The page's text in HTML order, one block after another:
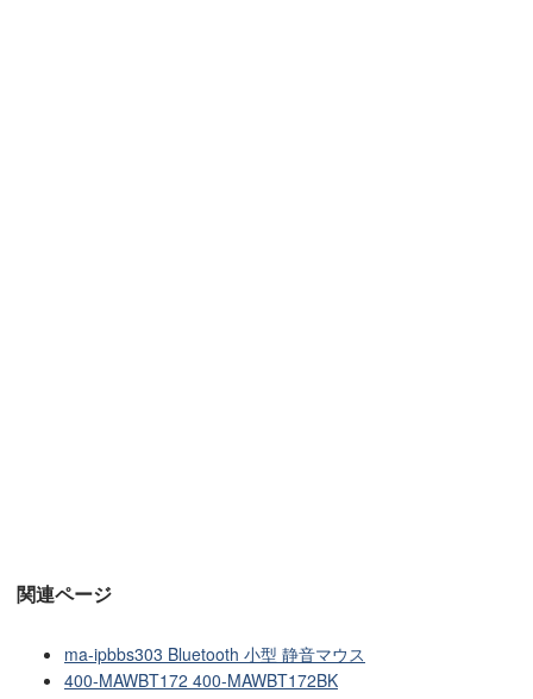
関連ページ
ma-ipbbs303 Bluetooth 小型 静音マウス
400-MAWBT172 400-MAWBT172BK